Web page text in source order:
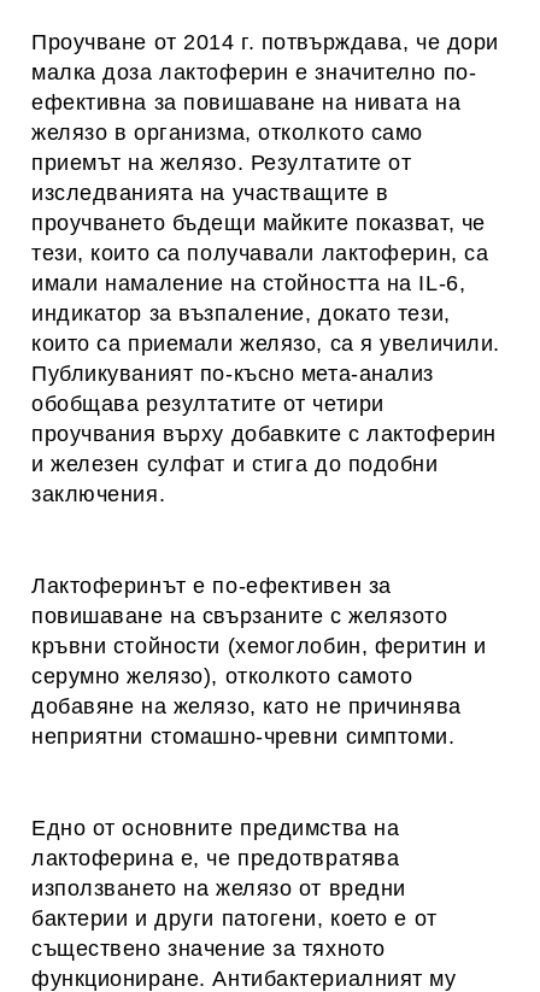
Проучване от 2014 г. потвърждава, че дори
малка доза лактоферин е значително по-
ефективна за повишаване на нивата на
желязо в организма, отколкото само
приемът на желязо. Резултатите от
изследванията на участващите в
проучването бъдещи майките показват, че
тези, които са получавали лактоферин, са
имали намаление на стойността на IL-6,
индикатор за възпаление, докато тези,
които са приемали желязо, са я увеличили.
Публикуваният по-късно мета-анализ
обобщава резултатите от четири
проучвания върху добавките с лактоферин
и железен сулфат и стига до подобни
заключения.
Лактоферинът е по-ефективен за
повишаване на свързаните с желязото
кръвни стойности (хемоглобин, феритин и
серумно желязо), отколкото самото
добавяне на желязо, като не причинява
неприятни стомашно-чревни симптоми.
Едно от основните предимства на
лактоферина е, че предотвратява
използването на желязо от вредни
бактерии и други патогени, което е от
съществено значение за тяхното
функциониране. Антибактериалният му